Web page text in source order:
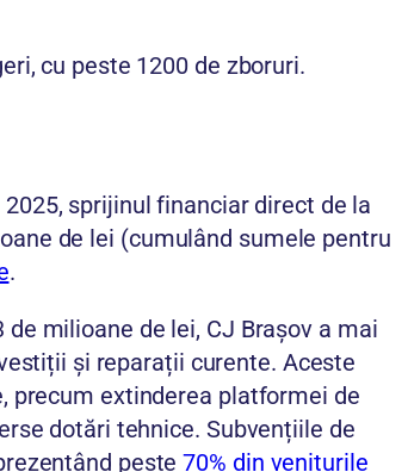
cu peste 1200 de zboruri.
sprijinul financiar direct de la
de lei (cumulând sumele pentru
.
milioane de lei, CJ Brașov a mai
și reparații curente. Aceste
precum extinderea platformei de
dotări tehnice. Subvențiile de
peste70% din veniturile